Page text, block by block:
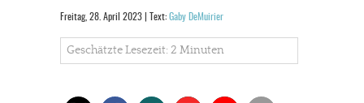
Freitag, 28. April 2023 | Text: Gaby DeMuirier
Geschätzte Lesezeit: 2 Minuten